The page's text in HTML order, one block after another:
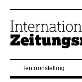
Tentoonstelling